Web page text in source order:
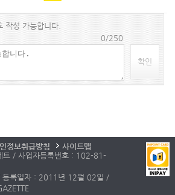
작성 가능합니다.
0/250
확인
정보취급방침
사이트맵
트 / 사업자등록번호 : 102-81-
록일자 : 2011년 12월 02일 /